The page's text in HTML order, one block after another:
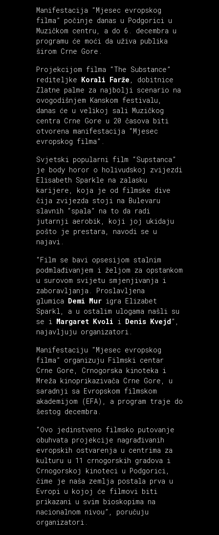
Manifestacija “Mjesec evropskog
filma” počinje danas u Podgorici u
Muzičkom centru, a do 6. decembra u
programu će moći da uživa publika
širom Crne Gore.
Projekcijom filma “The Substance”
rediteljke Korali Farže , dobitnice
Zlatne palme za najbolji scenario na
ovogodišnjem Kanskom festivalu,
danas će u velikoj sali Muzičkog
centra Crne Gore u 20 časova biti
otvorena manifestacija “Mjesec
evropskog filma”.
Svjetski popularni film “Supstanca”
je body horor o holivudskoj zvijezdi
Elisabeth Sparkle na zalasku
karijere, koja je od filmske dive
čija zvijezda stoji na Bulevaru
slavnih “spala” na to da radi
jutarnji aerobik, koji joj ukidaju
pošto je prestara, navodi se u
najavi.
“Film se bavi opsesijom stalnim
podmlađivanjem i željom za opstankom
u surovom svijetu smjenjivanja i
zaboravljanja. Proslavljena
glumica Demi Mur igra Elizabet
Sparkl, a u ostalim ulogama našli su
se i Margaret Kvoli i Denis Kvejd”,
najavljuju organizatori.
Manifestaciju “Mjesec evropskog
filma” organizuju Filmski centar
Crne Gore, Crnogorska kinoteka i
Mreža kinoprikazivača Crne Gore, u
saradnji sa Evropskom filmskom
akademijom (EFA), a program traje do
šestog decembra.
“Ovo jedinstveno filmsko putovanje
obuhvata projekcije nagrađivanih
evropskih ostvarenja u centrima za
kulturu u 11 crnogorskih gradova i
Crnogorskoj kinoteci u Podgorici,
čime je naša zemlja postala prva u
Evropi u kojoj će filmovi biti
prikazani u svim bioskopima na
nacionalnom nivou”, poručuju
organizatori.